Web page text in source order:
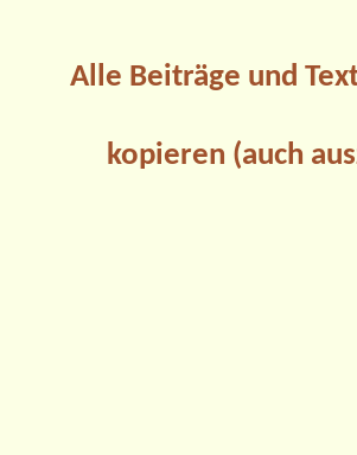
Alle Beiträge und
kopieren (auch